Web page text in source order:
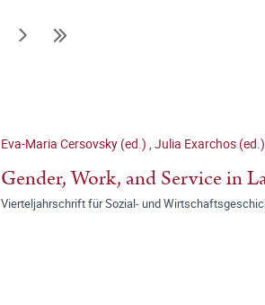
Eva-Maria Cersovsky (ed.) ,Julia Exarchos (ed.)
Gender, Work, and Service in
Vierteljahrschrift für Sozial- und